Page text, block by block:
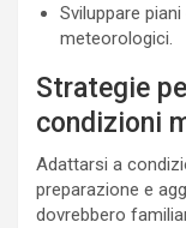
Sviluppare
meteorologici.
Strategie
condizioni
Adattarsi a
preparazione e
dovrebbero